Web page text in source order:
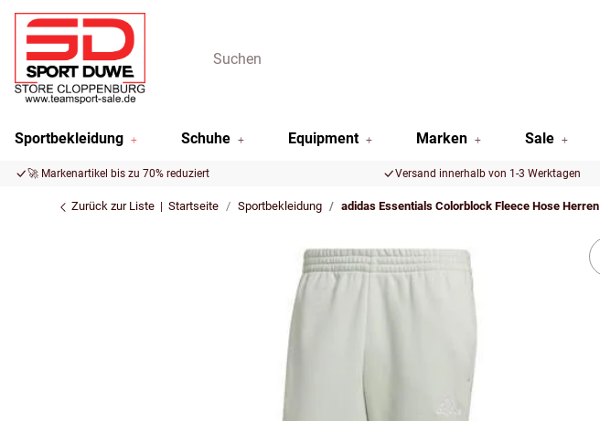
Sportbekleidung Schuhe Equipment Marken Sale
🚀 Markenartikel bis zu 70% reduziert Versand innerhalb von 1-3 Werktagen
Zurück zur Liste Startseite Sportbekleidung adidas Essentials Colorblock Fleece Hose Herren